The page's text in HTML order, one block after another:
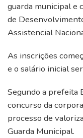
guarda municipal e
de
Assistencial
As inscrições
e o salário inicial
Segundo a prefeita
concurso da
processo de
Guarda Municipal.